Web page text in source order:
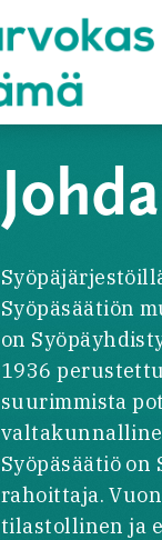
Syöpäsäätiön
on
1936
suurimmista
Syöpäsäätiö
rahoittaja.
tilastollinen ja